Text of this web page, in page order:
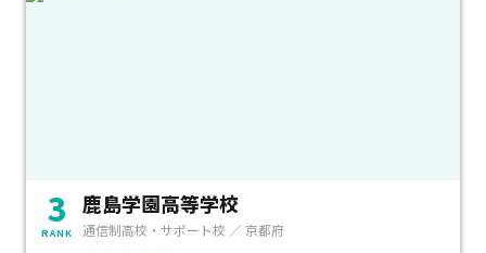
3
RANK
鹿島学園高等学校
通信制高校・サポート校 ／ 京都府